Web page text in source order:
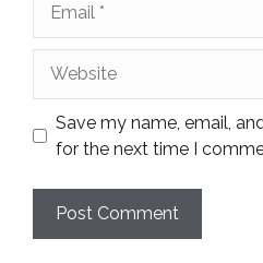
Save my name, email,
for the next time I